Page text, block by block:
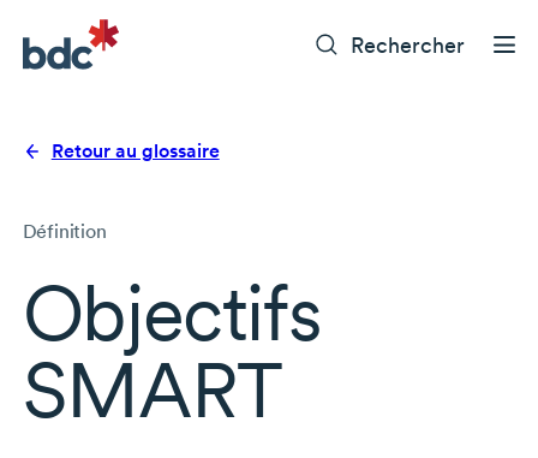
Rechercher
Retour au glossaire
Définition
Objectifs
SMART